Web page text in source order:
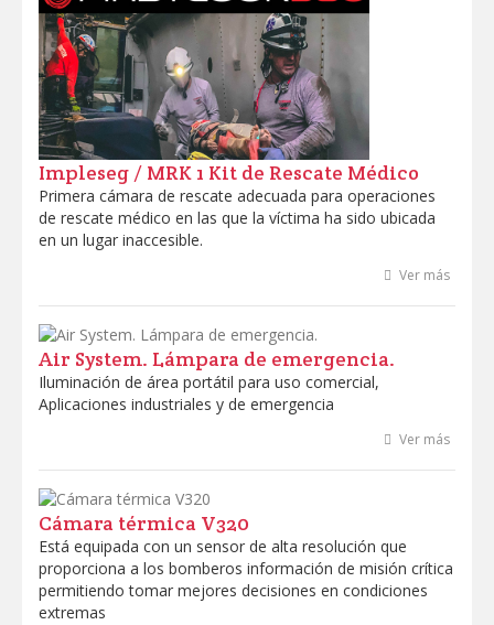
Impleseg / MRK 1 Kit de Rescate Médico
Primera cámara de rescate adecuada para operaciones
de rescate médico en las que la víctima ha sido ubicada
en un lugar inaccesible.
Ver más
Air System. Lámpara de emergencia.
Iluminación de área portátil para uso comercial,
Aplicaciones industriales y de emergencia
Ver más
Cámara térmica V320
Está equipada con un sensor de alta resolución que
proporciona a los bomberos información de misión crítica
permitiendo tomar mejores decisiones en condiciones
extremas